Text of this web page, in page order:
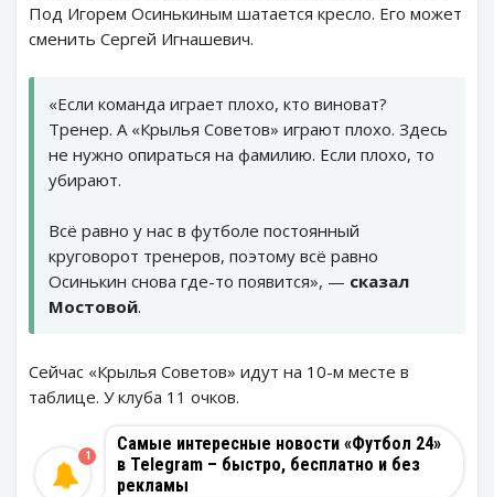
Под Игорем Осинькиным шатается кресло. Его может
сменить Сергей Игнашевич.
«Если команда играет плохо, кто виноват?
Тренер. А «Крылья Советов» играют плохо. Здесь
не нужно опираться на фамилию. Если плохо, то
убирают.
Всё равно у нас в футболе постоянный
круговорот тренеров, поэтому всё равно
Осинькин снова где-то появится», — сказал
Мостовой.
Сейчас «Крылья Советов» идут на 10-м месте в
таблице. У клуба 11 очков.
Самые интересные новости «Футбол 24»
в Telegram – быстро, бесплатно и без
рекламы
1